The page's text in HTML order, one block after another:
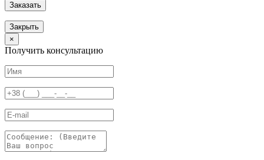
Заказать
Закрыть
×
Получить консультацию